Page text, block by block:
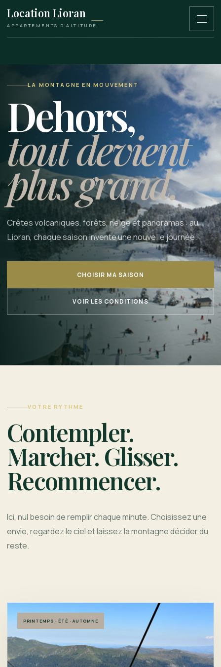
Location Lioran
APPARTEMENTS D’ALTITUDE
LA MONTAGNE EN MOUVEMENT
Dehors,
tout devient
plus grand.
Crêtes volcaniques, forêts, neige et panoramas : au
Lioran, chaque saison invente une nouvelle journée.
CHOISIR MA SAISON
VOIR LES CONDITIONS
VOTRE RYTHME
Contempler.
Marcher. Glisser.
Recommencer.
Ici, nul besoin de remplir chaque minute. Choisissez une
envie, regardez le ciel et laissez la montagne décider du
reste.
PRINTEMPS · ÉTÉ · AUTOMNE